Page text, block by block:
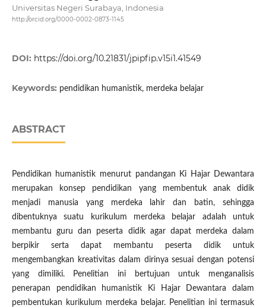
Universitas Negeri Surabaya, Indonesia
http://orcid.org/0000-0002-0873-1145
DOI: https://doi.org/10.21831/jpipfip.v15i1.41549
Keywords: pendidikan humanistik, merdeka belajar
ABSTRACT
Pendidikan humanistik menurut pandangan Ki Hajar Dewantara
merupakan konsep pendidikan yang membentuk anak didik
menjadi manusia yang merdeka lahir dan batin, sehingga
dibentuknya suatu kurikulum merdeka belajar adalah untuk
membantu guru dan peserta didik agar dapat merdeka dalam
berpikir serta dapat membantu peserta didik untuk
mengembangkan kreativitas dalam dirinya sesuai dengan potensi
yang dimiliki. Penelitian ini bertujuan untuk menganalisis
penerapan pendidikan humanistik Ki Hajar Dewantara dalam
pembentukan kurikulum merdeka belajar. Penelitian ini termasuk